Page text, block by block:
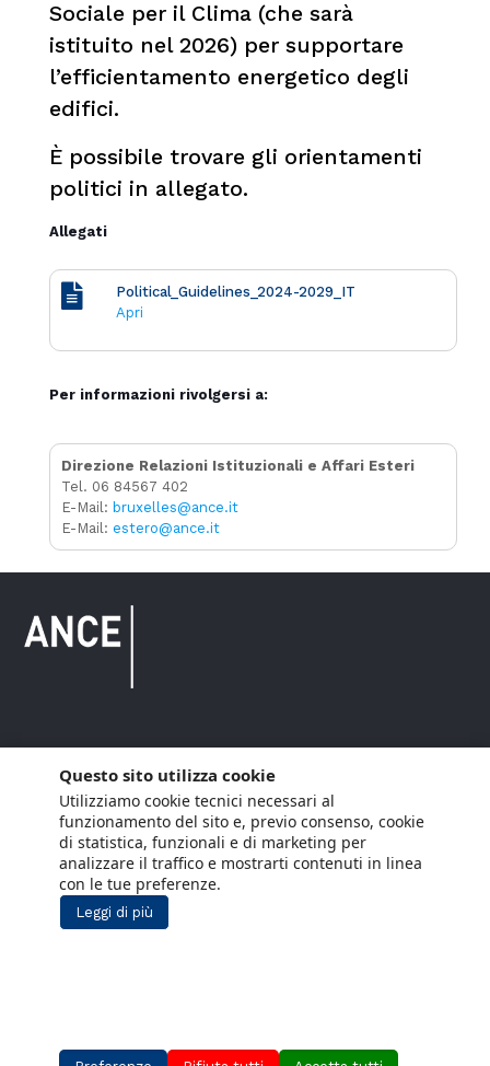
Sociale per il Clima (che sarà
istituito nel 2026) per supportare
l’efficientamento energetico degli
edifici.
È possibile trovare gli orientamenti
politici in allegato.
Allegati
Political_Guidelines_2024-2029_IT
Apri
Per informazioni rivolgersi a:
Direzione Relazioni Istituzionali e Affari Esteri
Tel. 06 84567 402
E-Mail: bruxelles@ance.it
E-Mail: estero@ance.it
Copyright © 2021 ANCE. Tutti i diritti riservati.
Privacy
Arianna Net
Società di
servizi
Cookie Policy
Arianna CE
Gestisci cookie
Social Media Policy
Questo sito utilizza cookie
Utilizziamo cookie tecnici necessari al
funzionamento del sito e, previo consenso, cookie
di statistica, funzionali e di marketing per
analizzare il traffico e mostrarti contenuti in linea
con le tue preferenze.
Leggi di più